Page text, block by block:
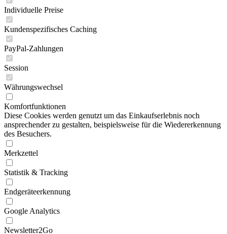
Individuelle Preise
Kundenspezifisches Caching
PayPal-Zahlungen
Session
Währungswechsel
Komfortfunktionen
Diese Cookies werden genutzt um das Einkaufserlebnis noch
ansprechender zu gestalten, beispielsweise für die Wiedererkennung
des Besuchers.
Merkzettel
Statistik & Tracking
Endgeräteerkennung
Google Analytics
Newsletter2Go